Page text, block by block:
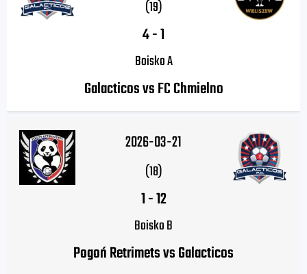
(19)
4-1
Boisko A
Galacticos vs FC Chmielno
2026-03-21
(18)
1-12
Boisko B
Pogoń Retrimets vs Galacticos